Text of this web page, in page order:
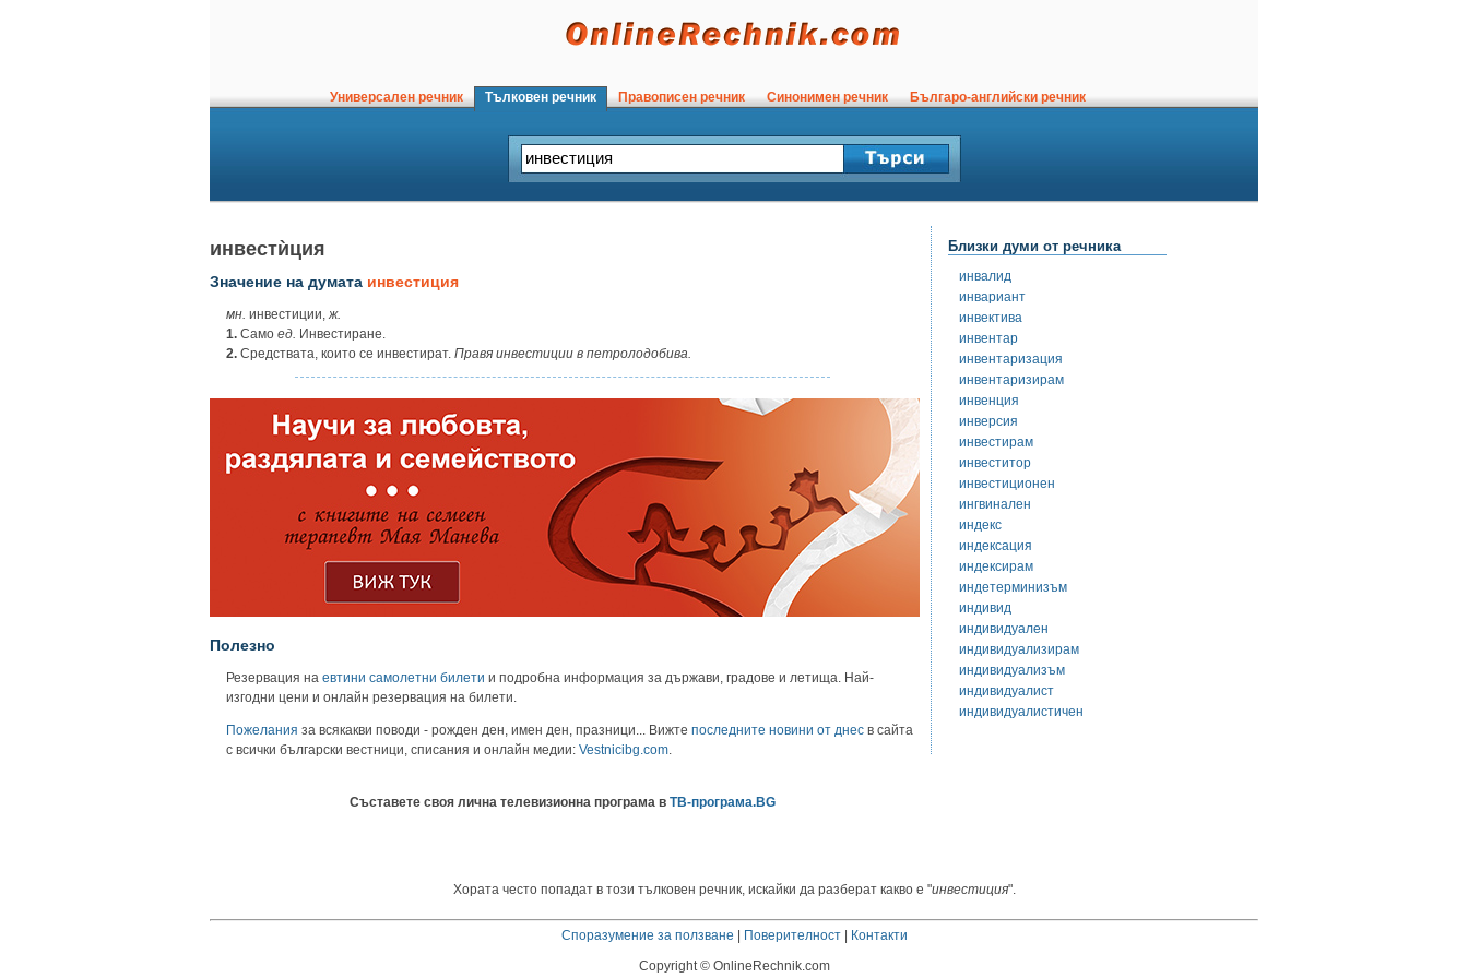
Универсален речник Тълковен речник Правописен речник Синонимен речник Българо-английски речник
инвестѝция
Значение на думата инвестиция
мн. инвестиции,ж.
1. Само ед. Инвестиране.
2. Средствата, които се инвестират. Правя инвестиции в петролодобива.
Полезно
Резервация на евтини самолетни билети и подробна информация за държави, градове и летища. Най-
изгодни цени и онлайн резервация на билети.
Пожелания за всякакви поводи - рожден ден, имен ден, празници... Вижте последните новини от днес в сайта
с всички български вестници, списания и онлайн медии: Vestnicibg.com
Съставете своя лична телевизионна програма в ТВ-програма.BG
Близки думи от речника
инвалид
инвариант
инвектива
инвентар
инвентаризация
инвентаризирам
инвенция
инверсия
инвестирам
инвеститор
инвестиционен
ингвинален
индекс
индексация
индексирам
индетерминизъм
индивид
индивидуален
индивидуализирам
индивидуализъм
индивидуалист
индивидуалистичен
Хората често попадат в този тълковен речник, искайки да разберат какво е "инвестиция".
Споразумение за ползване | Поверителност| Контакти
Copyright © OnlineRechnik.com